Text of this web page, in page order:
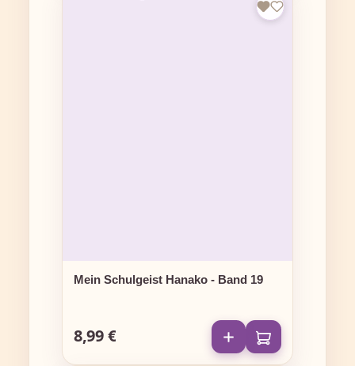
Mein Schulgeist Hanako - Band 19
Regulärer Preis:
8,99 €